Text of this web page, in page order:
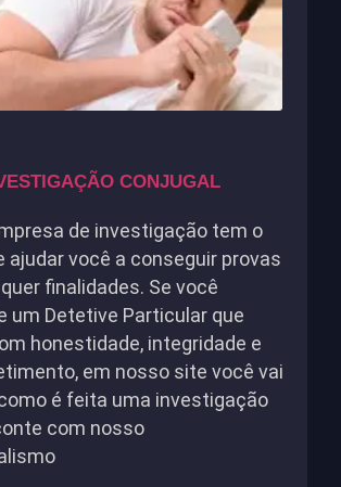
CONJUGAL
de investigação tem o
ajudar você a conseguir provas
finalidades. Se você
um Detetive Particular que
honestidade, integridade e
em nosso site você vai
é feita uma investigação
com nosso